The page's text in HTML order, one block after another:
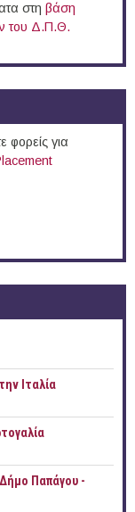
στη βάση
του Δ.Π.Θ.
φορείς για
Ιταλία
Παπάγου -